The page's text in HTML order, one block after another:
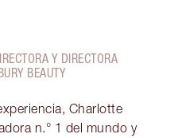
Y DIRECTORA
BEAUTY
Charlotte
n.° 1 del mundo y